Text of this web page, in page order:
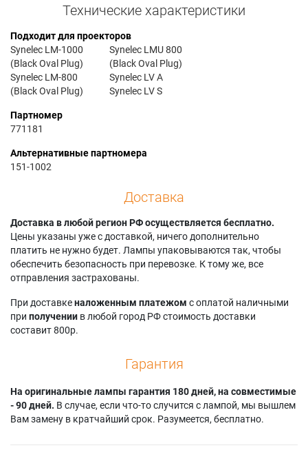
Технические характеристики
Подходит для проекторов
Synelec LM-1000
(Black Oval Plug)
Synelec LM-800
(Black Oval Plug)
Synelec LMU 800
(Black Oval Plug)
Synelec LV A
Synelec LV S
Партномер
771181
Альтернативные партномера
151-1002
Доставка
Доставка в любой регион РФ осуществляется бесплатно.
Цены указаны уже с доставкой, ничего дополнительно
платить не нужно будет. Лампы упаковываются так, чтобы
обеспечить безопасность при перевозке. К тому же, все
отправления застрахованы.
При доставкеналоженным платежом с оплатой наличными
при получении в любой город РФ стоимость доставки
составит 800р.
Гарантия
На оригинальные лампы гарантия 180 дней, на совместимые
- 90 дней. В случае, если что-то случится с лампой, мы вышлем
Вам замену в кратчайший срок. Разумеется, бесплатно.